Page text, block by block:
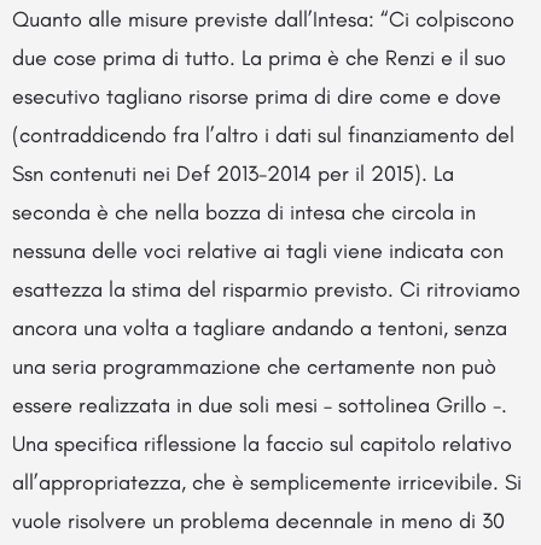
Quanto alle misure previste dall’Intesa: “Ci colpiscono
due cose prima di tutto. La prima è che Renzi e il suo
esecutivo tagliano risorse prima di dire come e dove
(contraddicendo fra l’altro i dati sul finanziamento del
Ssn contenuti nei Def 2013-2014 per il 2015). La
seconda è che nella bozza di intesa che circola in
nessuna delle voci relative ai tagli viene indicata con
esattezza la stima del risparmio previsto. Ci ritroviamo
ancora una volta a tagliare andando a tentoni, senza
una seria programmazione che certamente non può
essere realizzata in due soli mesi – sottolinea Grillo -.
Una specifica riflessione la faccio sul capitolo relativo
all’appropriatezza, che è semplicemente irricevibile. Si
vuole risolvere un problema decennale in meno di 30